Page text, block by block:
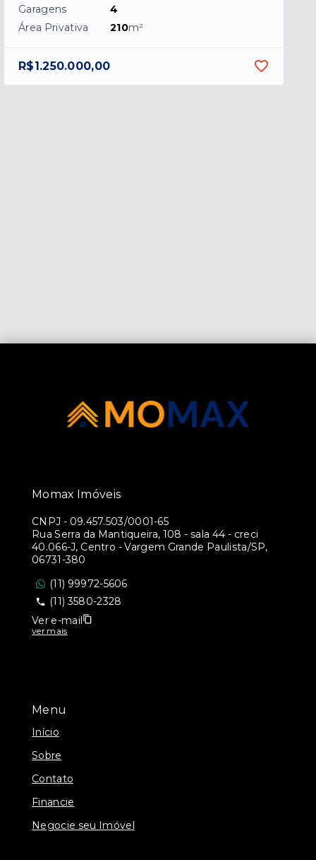
Garagens
4
Área Privativa
210m²
R$1.250.000,00
Menu
Início
Sobre
Contato
Financie
Negocie seu Imóvel
Momax Imóveis
CNPJ - 09.457.503/0001-65
Rua Serra da Mantiqueira, 108 - sala 44 - creci
40.066-J, Centro - Vargem Grande Paulista/SP,
06731-380
(11) 99972-5606
(11) 3580-2328
Ver e-mail
ver mais